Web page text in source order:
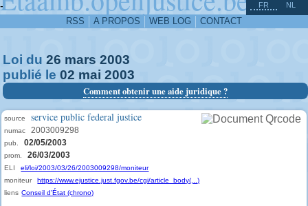
-
RSS A PROPOS WEB LOG CONTACT
FR NL
Loi du 26 mars 2003
publié le 02 mai 2003
Comment obtenir une aide juridique ?
source service public federal justice
numac 2003009298
pub. 02/05/2003
prom. 26/03/2003
ELI
eli/loi/2003/03/26/2003009298/moniteur
moniteur
https://www.ejustice.just.fgov.be/cgi/article_body(...)
liens Conseil d'État (chrono)
^